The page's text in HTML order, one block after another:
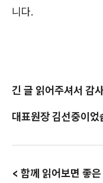
니다.
긴 글 읽어주셔서 감
대표원장 김선중이었
< 함께 읽어보면 좋